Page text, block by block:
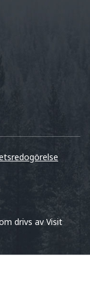
drivs av Visit